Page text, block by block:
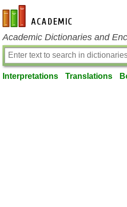
en-academic.com
Academic Dictionaries and
Interpretations Translations